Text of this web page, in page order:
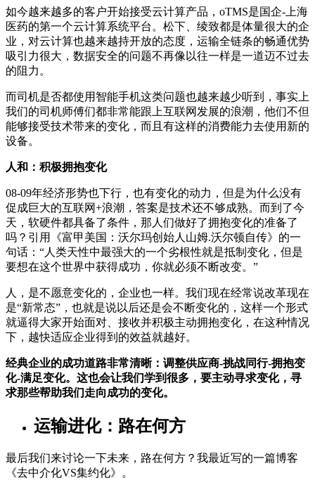
如今越来越多的客户开始接受云计算产品，oTMS是国企-上海
医药的第一个云计算系统平台。松下、绫致都是体量很大的企
业，对云计算也越来越持开放的态度，运输全链条的畅通优势
吸引力很大，数据安全的问题不再像以往一样是一道迈不过去
的阻力。
而司机是否都使用智能手机这类问题也越来越少听到，事实上
我们的司机师傅们都非常能跟上互联网发展的浪潮，他们不但
能够接受技术带来的变化，而且有这样的消费能力去使用新的
设备。
人和：积极拥抱变化
08-09年经济形势也下行，也有变化的动力，但是为什么没有
促成巨大的互联网+浪潮，答案是技术还不够成熟。而到了今
天，软硬件都具备了条件，那人们做好了拥抱变化的准备了
吗？引用《富甲美国：沃尔玛创始人山姆.沃尔顿自传》的一
句话：“人类天性中最强大的一个劣根性就是抵制变化，但是
要想在这个世界中获得成功，你就必须不断改变。”
人，是不愿意变化的，企业也一样。我们现在经常说改革现在
是“新常态”，也就是说以后还是会不断变化的，这样一个形式
就逼得大家开始面对、接收并积极主动拥抱变化，在这种情况
下，越快适应企业得到的效益就越好。
经典企业的成功道路非常清晰：调整供应商-挑战同行-拥抱变
化-满足变化。这也会让我们学到很多，要主动寻求变化，寻
求那些帮助我们走向成功的变化。
运输进化：路在何方
最后我们来讨论一下未来，路在何方？我最近写的一篇博客
《去中介化VS集约化》。